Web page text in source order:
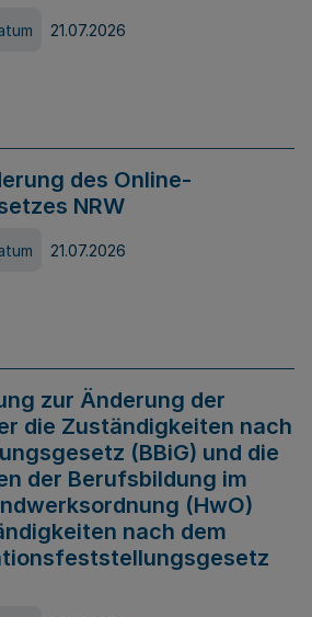
21.07.2026
des Online-
NRW
21.07.2026
zur Änderung der
die Zuständigkeiten nach
(BBiG) und die
der Berufsbildung im
(HwO)
nach dem